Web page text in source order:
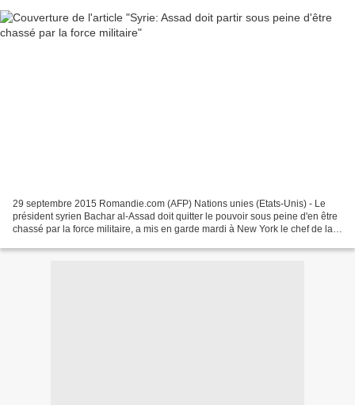
29 septembre 2015 Romandie.com (AFP) Nations unies (Etats-Unis) - Le
président syrien Bachar al-Assad doit quitter le pouvoir sous peine d'en être
chassé par la force militaire, a mis en garde mardi à New York le chef de la